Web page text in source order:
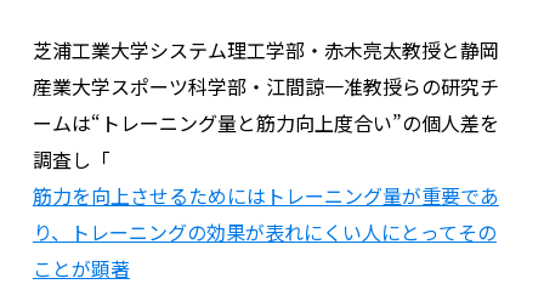
芝浦工業大学システム理工学部・赤木亮太教授と静岡
産業大学スポーツ科学部・江間諒一准教授らの研究チ
ームは“トレーニング量と筋力向上度合い”の個人差を
調査し「
筋力を向上させるためにはトレーニング量が重要であ
り、トレーニングの効果が表れにくい人にとってその
ことが顕著